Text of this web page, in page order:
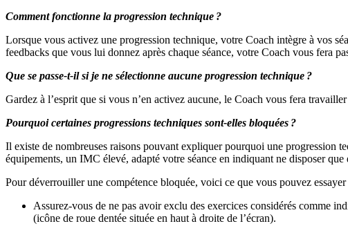
Comment fonctionne la progression technique ?
Lorsque vous activez une progression technique, votre Coach intègre à vos
feedbacks que vous lui donnez après chaque séance, votre Coach vous fera
Que se passe-t-il si je ne sélectionne aucune progression technique ?
Gardez à l’esprit que si vous n’en activez aucune, le Coach vous fera
Pourquoi certaines progressions techniques sont-elles bloquées ?
Il existe de nombreuses raisons pouvant expliquer pourquoi une progression
équipements, un IMC élevé, adapté votre séance en indiquant ne disposer
Pour déverrouiller une compétence bloquée, voici ce que vous pouvez essayer
Assurez-vous de ne pas avoir exclu des exercices considérés comme
(icône de roue dentée située en haut à droite de l’écran).